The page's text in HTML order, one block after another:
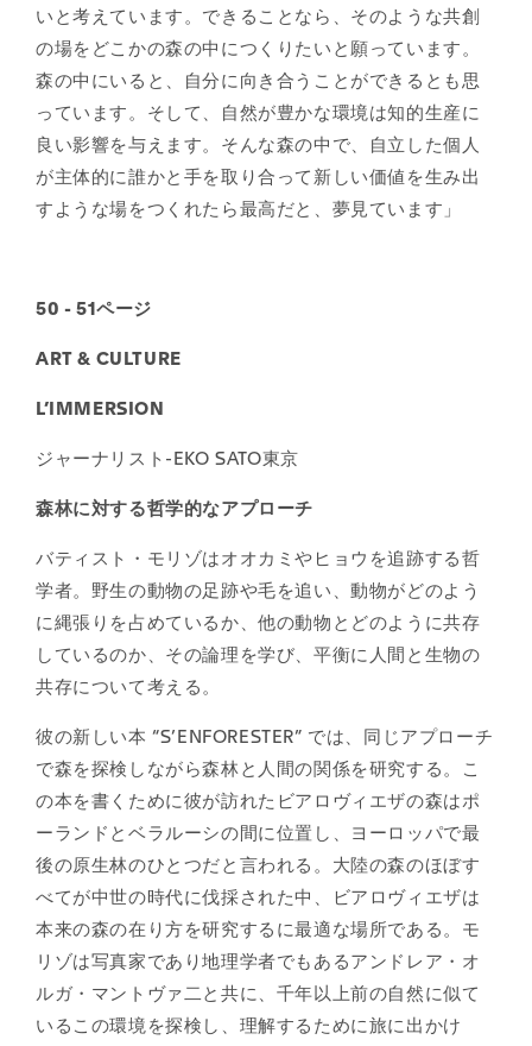
いと考えています。できることなら、そのような共創
の場をどこかの森の中につくりたいと願っています。
森の中にいると、自分に向き合うことができるとも思
っています。そして、自然が豊かな環境は知的生産に
良い影響を与えます。そんな森の中で、自立した個人
が主体的に誰かと手を取り合って新しい価値を生み出
すような場をつくれたら最高だと、夢見ています」
50 - 51ページ
ART & CULTURE
L’IMMERSION
ジャーナリスト-EKO SATO東京
森林に対する哲学的なアプローチ
バティスト・モリゾはオオカミやヒョウを追跡する哲
学者。野生の動物の足跡や毛を追い、動物がどのよう
に縄張りを占めているか、他の動物とどのように共存
しているのか、その論理を学び、平衡に人間と生物の
共存について考える。
彼の新しい本 “S’ENFORESTER” では、同じアプローチ
で森を探検しながら森林と人間の関係を研究する。こ
の本を書くために彼が訪れたビアロヴィエザの森はポ
ーランドとベラルーシの間に位置し、ヨーロッパで最
後の原生林のひとつだと言われる。大陸の森のほぼす
べてが中世の時代に伐採された中、ビアロヴィエザは
本来の森の在り方を研究するに最適な場所である。モ
リゾは写真家であり地理学者でもあるアンドレア・オ
ルガ・マントヴァ二と共に、千年以上前の自然に似て
いるこの環境を探検し、理解するために旅に出かけ